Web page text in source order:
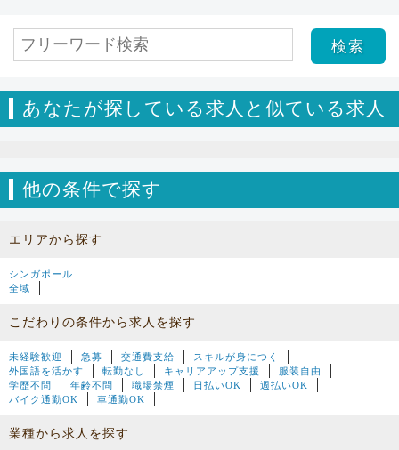
あなたが探している求人と似ている求人
他の条件で探す
エリアから探す
シンガポール
全域
こだわりの条件から求人を探す
未経験歓迎 急募 交通費支給
スキルが身につく
外国語を活かす
転勤なし キャリアアップ支援
服装自由
学歴不問
年齢不問 職場禁煙 日払いOK
週払いOK
バイク通勤OK
車通勤OK
業種から求人を探す